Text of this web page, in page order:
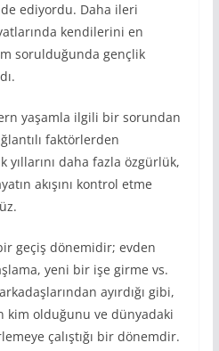
ediyordu. Daha ileri
kendilerini en
sorulduğunda gençlik
yaşamla ilgili bir sorundan
faktörlerden
yıllarını daha fazla özgürlük,
akışını kontrol etme
geçiş dönemidir; evden
yeni bir işe girme vs.
ayırdığı gibi,
kim olduğunu ve dünyadaki
çalıştığı bir dönemdir.